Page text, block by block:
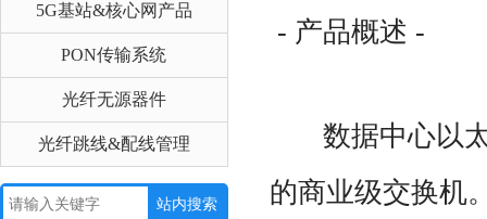
5G基站&核心网产品
PON传输系统
光纤无源器件
光纤跳线&配线管理
- 产品概述 -
数据中心以太
的商业级交换机